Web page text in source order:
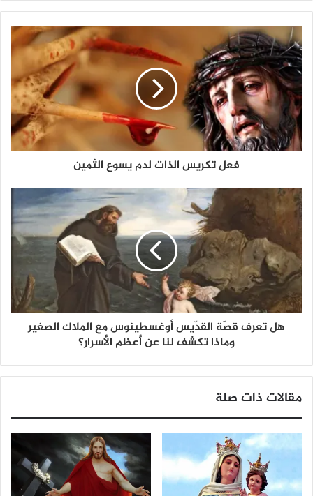
فعل تكريس الذات لدم يسوع الثمين
هل تعرف قصّة القدّيس أوغسطينوس مع الملاك الصغير
وماذا تكشف لنا عن أعظم الأسرار؟
مقالات ذات صلة